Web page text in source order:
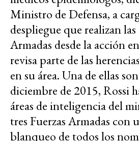
Ministro de Defensa, a
despliegue que realizan las
Armadas desde la acción
revisa parte de las
en su área. Una de ellas
diciembre de 2015, Rossi
áreas de inteligencia del
tres Fuerzas Armadas con
blanqueo de todos los